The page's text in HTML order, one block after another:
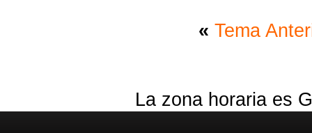
« Tema
La zona horaria es